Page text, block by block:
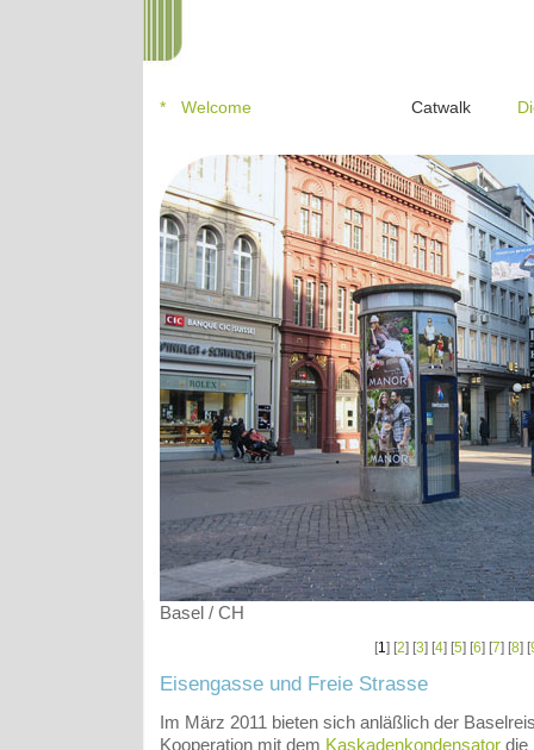
* Welcome Catwalk
Basel / CH
[1] [2] [3] [4] [5] [6] [7] [8] [
Eisengasse und Freie Strasse
Im März 2011 bieten sich anläßlich der
Kooperation mit dem Kaskadenkondensator die